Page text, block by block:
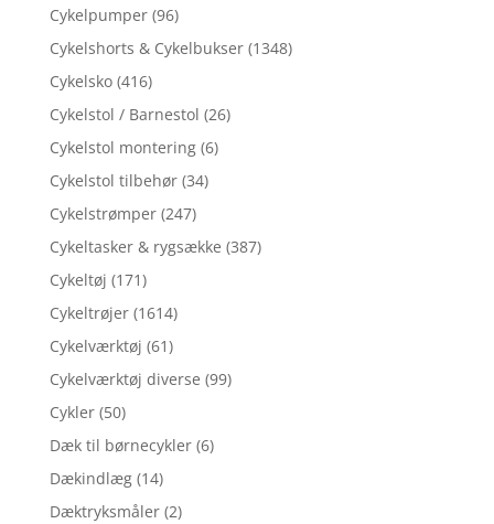
Cykelpumper (96)
Cykelshorts & Cykelbukser (1348)
Cykelsko (416)
Cykelstol / Barnestol (26)
Cykelstol montering (6)
Cykelstol tilbehør (34)
Cykelstrømper (247)
Cykeltasker & rygsække (387)
Cykeltøj (171)
Cykeltrøjer (1614)
Cykelværktøj (61)
Cykelværktøj diverse (99)
Cykler (50)
Dæk til børnecykler (6)
Dækindlæg (14)
Dæktryksmåler (2)